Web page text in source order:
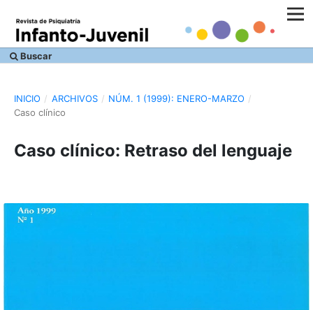
Buscar
INICIO / ARCHIVOS / NÚM. 1 (1999): ENERO-MARZO /
Caso clínico
Caso clínico: Retraso del lenguaje